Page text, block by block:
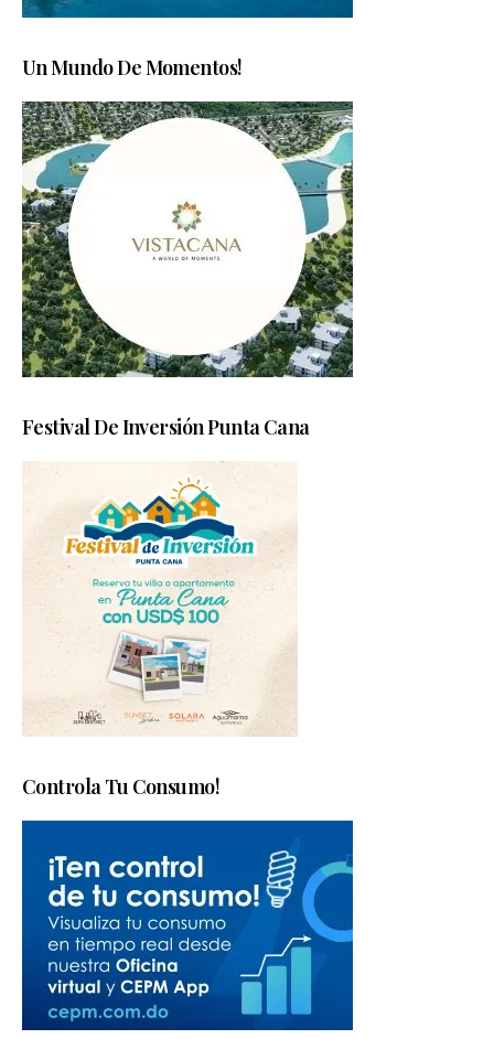
Un Mundo De Momentos!
Festival De Inversión Punta Cana
Controla Tu Consumo!